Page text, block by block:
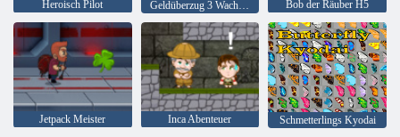
Heroisch Pilot Geldüberzug 3 Wachdienst Bob der Räuber H5
Jetpack Meister Inca Abenteuer
Schmetterlings Kyodai